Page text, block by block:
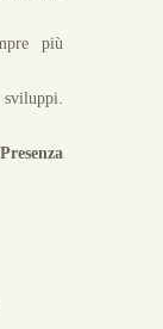
più